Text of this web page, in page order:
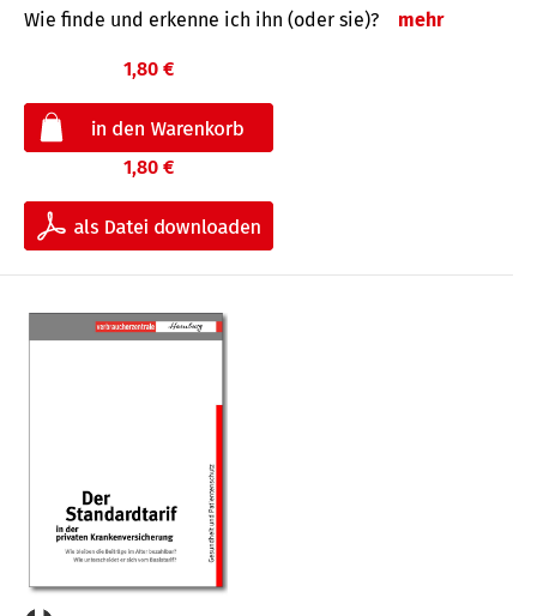
Wie finde und erkenne ich ihn (oder sie)? mehr
1,80 €
1,80 €